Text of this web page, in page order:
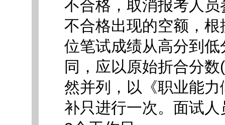
不合格，取消报考人
不合格出现的空额，
位笔试成绩从高分到
同，应以原始折合分
然并列，以《职业能
补只进行一次。面试